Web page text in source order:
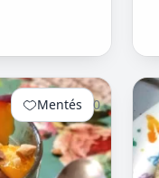
Mentés 0